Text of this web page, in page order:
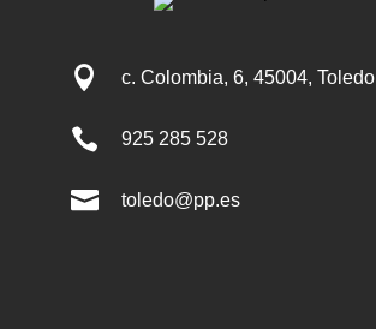
 c. Colombia, 6, 45004, Toledo
 925 285 528
 toledo@pp.es